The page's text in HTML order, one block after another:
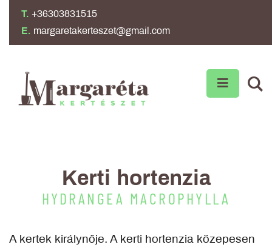
T. +36303831515
E. margaretakerteszet@gmail.com
Kerti hortenzia
HYDRANGEA MACROPHYLLA
A kertek királynője. A kerti hortenzia közepesen